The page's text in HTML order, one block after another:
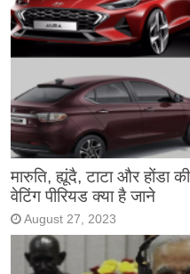
मारुति, ह्यूंदै, टाटा और
वेटिंग पीरियड क्या है जाने
August 27, 2023